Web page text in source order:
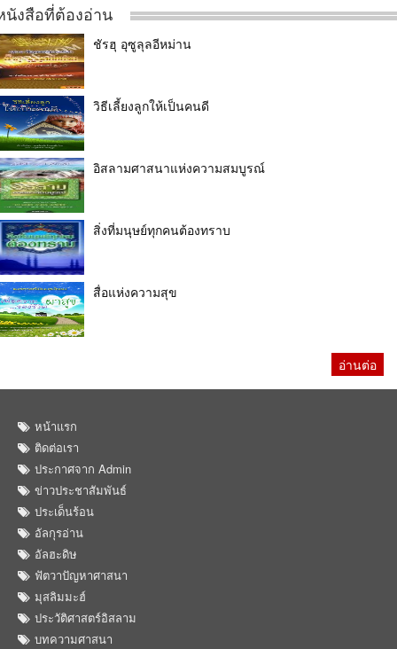
นังสือที่ต้องอ่าน
ชัรฮุ อุซูลุลอีหม่าน
วิธีเลี้ยงลูกให้เป็นคนดี
อิสลามศาสนาแห่งความสมบูรณ์
สิ่งที่มนุษย์ทุกคนต้องทราบ
สื่อแห่งความสุข
อ่านต่อ
หน้าแรก
ติดต่อเรา
ประกาศจาก Admin
ข่าวประชาสัมพันธ์
ประเด็นร้อน
อัลกุรอ่าน
อัลฮะดิษ
ฟัตวาปัญหาศาสนา
มุสลิมมะฮ์
ประวัติศาสตร์อิสลาม
บทความศาสนา